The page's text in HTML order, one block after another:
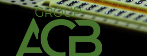
Zum
springen